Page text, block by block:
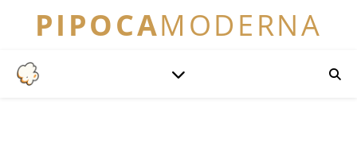
PIPOCAMODERNA